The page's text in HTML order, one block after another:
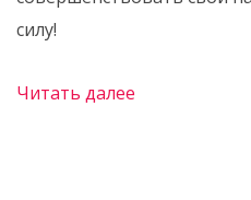
силу!
Читать далее